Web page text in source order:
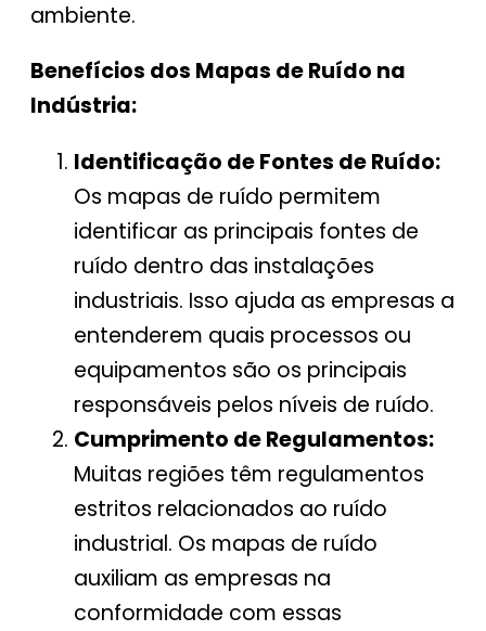
ambiente.
Benefícios dos Mapas de Ruído na
Indústria:
Identificação de Fontes de Ruído:
Os mapas de ruído permitem
identificar as principais fontes de
ruído dentro das instalações
industriais. Isso ajuda as empresas a
entenderem quais processos ou
equipamentos são os principais
responsáveis pelos níveis de ruído.
Cumprimento de Regulamentos:
Muitas regiões têm regulamentos
estritos relacionados ao ruído
industrial. Os mapas de ruído
auxiliam as empresas na
conformidade com essas